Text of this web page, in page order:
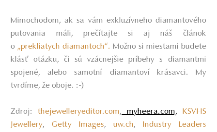
Mimochodom, ak sa vám exkluzívneho diamantového
putovania máli, prečítajte si aj náš článok
o„prekliatych diamantoch“. Možno si miestami budete
klásť otázku, či sú vzácnejšie príbehy s diamantmi
spojené, alebo samotní diamantoví krásavci. My
tvrdíme, že oboje. :-)
Zdroj:thejewelleryeditor.com, myheera.com,
KSVHS
Jewellery, Getty Images, uw.ch, Industry Leaders